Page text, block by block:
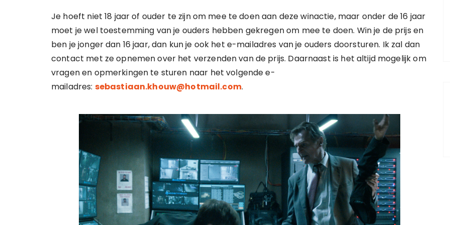
Je hoeft niet 18 jaar of ouder te zijn om mee te doen aan deze winactie, maar onder de 16 jaar
moet je wel toestemming van je ouders hebben gekregen om mee te doen. Win je de prijs en
ben je jonger dan 16 jaar, dan kun je ook het e-mailadres van je ouders doorsturen. Ik zal dan
contact met ze opnemen over het verzenden van de prijs. Daarnaast is het altijd mogelijk om
vragen en opmerkingen te sturen naar het volgende e-
mailadres: sebastiaan.khouw@hotmail.com.